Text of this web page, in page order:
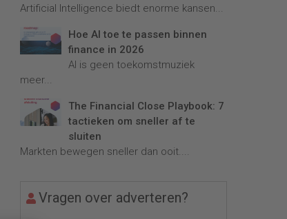
Artificial Intelligence biedt enorme kansen...
Hoe AI toe te passen binnen
finance in 2026
AI is geen toekomstmuziek
meer...
The Financial Close Playbook: 7
tactieken om sneller af te
sluiten
Markten bewegen sneller dan ooit....
Vragen over adverteren?